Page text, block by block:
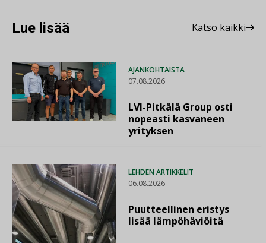
Lue lisää Katso kaikki
AJANKOHTAISTA
07.08.2026
LVI-Pitkälä Group osti
nopeasti kasvaneen
yrityksen
LEHDEN ARTIKKELIT
06.08.2026
Puutteellinen eristys
lisää lämpöhäviöitä